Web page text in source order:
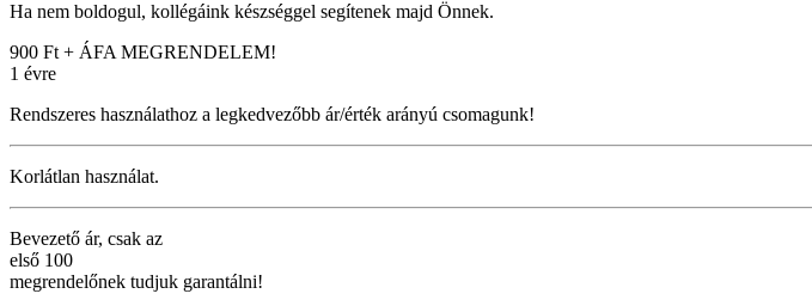
Ha nem boldogul, kollégáink készséggel segítenek majd Önnek.
900 Ft + ÁFA MEGRENDELEM!
1 évre
Rendszeres használathoz a legkedvezőbb ár/érték arányú csomagunk!
Korlátlan használat.
Bevezető ár, csak az
első 100
megrendelőnek tudjuk garantálni!